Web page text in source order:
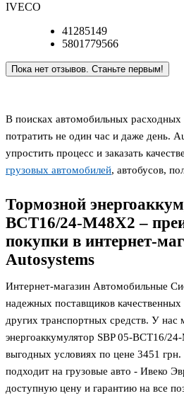
IVECO
41285149
5801779566
Пока нет отзывов. Станьте первым!
В поисках автомобильных
потратить не один час и даже день.
упростить процесс и заказать
грузовых автомобилей, автобусов,
Тормозной
BCT16/24-M48X2 –
покупки в интернет-
Autosystems
Интернет-магазин Автомобильные
надежных поставщиков качественных
других транспортных средств. У
энергоаккумулятор SBP 05-BCT16/
выгодных условиях по цене 3451 грн.
подходит на грузовые авто - Ивеко
доступную цену и гарантию на все